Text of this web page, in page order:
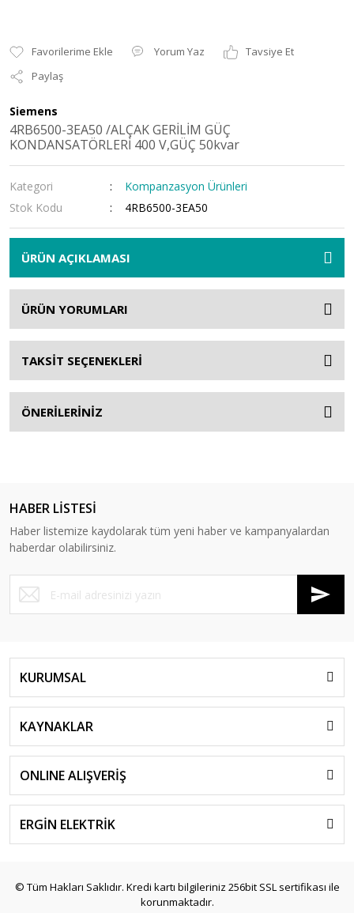
Yorum Yaz
Tavsiye Et
Paylaş
Siemens
4RB6500-3EA50 /ALÇAK GERİLİM GÜÇ
KONDANSATÖRLERİ 400 V,GÜÇ 50kvar
Kategori
Kompanzasyon Ürünleri
Stok Kodu
4RB6500-3EA50
ÜRÜN AÇIKLAMASI
ÜRÜN YORUMLARI
TAKSİT SEÇENEKLERİ
ÖNERİLERİNİZ
HABER LİSTESİ
Haber listemize kaydolarak tüm yeni haber ve kampanyalardan
haberdar olabilirsiniz.
KURUMSAL
KAYNAKLAR
ONLINE ALIŞVERİŞ
ERGİN ELEKTRİK
© Tüm Hakları Saklıdır. Kredi kartı bilgileriniz 256bit SSL sertifikası ile
korunmaktadır.